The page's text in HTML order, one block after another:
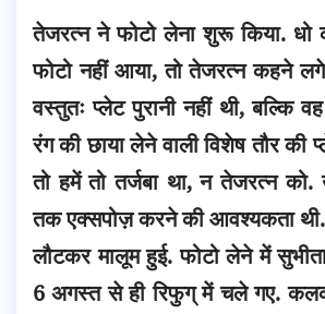
तेजरत्न ने फोटो लेना शुरू किया.
फोटो नहीं आया, तो तेजरत्न कहने लगे
वस्तुतः प्लेट पुरानी नहीं थी, बल्कि
रंग की छाया लेने वाली विशेष तौर की
तो हमें तो तर्जबा था, न तेजरत्न
तक एक्सपोज़ करने की आवश्यकता थी.
लौटकर मालूम हुई. फोटो लेने में
6 अगस्त से ही रिफुग् में चले गए.